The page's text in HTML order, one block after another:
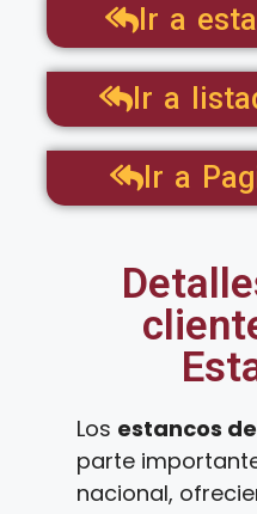
Ir a
Ir a
Ir a
Los estancos
parte
nacional,